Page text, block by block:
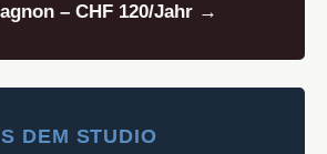
– CHF 120/Jahr →
DEM STUDIO